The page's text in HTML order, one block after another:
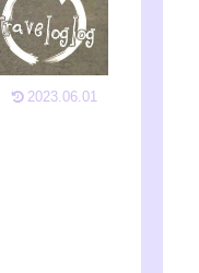
2023.06.01